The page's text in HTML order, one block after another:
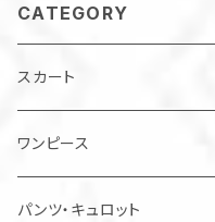
CATEGORY
スカート
ワンピース
チュニック
パンツ・キュロット